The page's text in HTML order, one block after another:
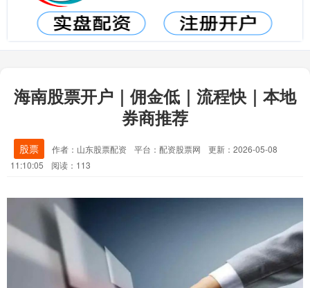
海南股票开户｜佣金低｜流程快｜本地
券商推荐
股票 作者：山东股票配资 平台：配资股票网
更新：2026-05-08
11:10:05
阅读：113